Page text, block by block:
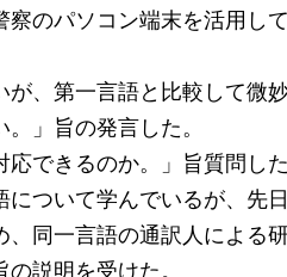
のパソコン端末を活用し
、第一言語と比較して微
」旨の発言した。
できるのか。」旨質問し
ついて学んでいるが、先
同一言語の通訳人による
説明を受けた。